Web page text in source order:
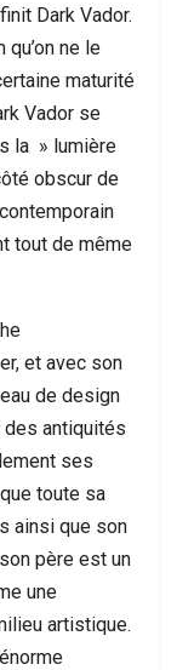
Dark Vador.
qu’on ne le
maturité
Vador se
la » lumière
obscur de
tout de même
et avec son
de design
des antiquités
ses
toute sa
ainsi que son
père est un
une
artistique.